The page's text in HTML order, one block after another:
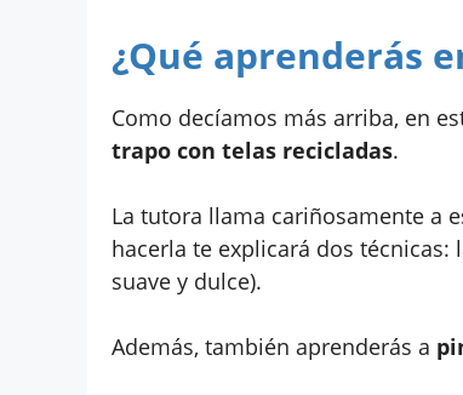
¿Qué aprenderás
Como decíamos más arriba, en
trapo con telas recicladas.
La tutora llama cariñosamente a
hacerla te explicará dos
suave y dulce).
Además, también aprenderás a